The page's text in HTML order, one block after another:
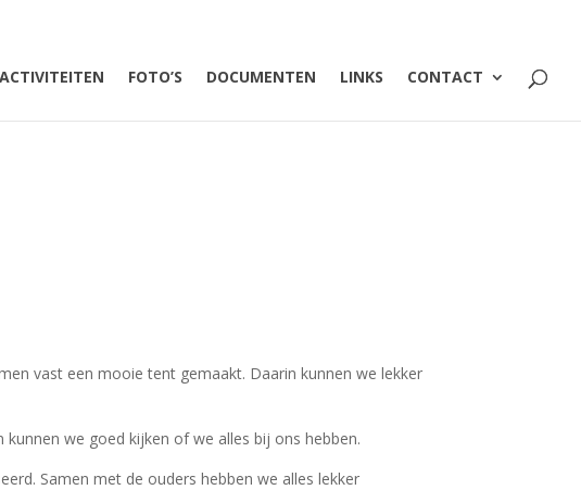
ACTIVITEITEN FOTO’S DOCUMENTEN LINKS CONTACT
vast een mooie tent gemaakt. Daarin kunnen we lekker
we goed kijken of we alles bij ons hebben.
Samen met de ouders hebben we alles lekker